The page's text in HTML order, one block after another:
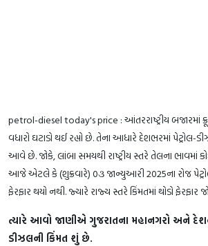
petrol-diesel today's price : આંતરરાષ્ટ્રીય બજારમાં
વધારો ઘટાડો થઈ રહ્યો છે. તેના આધારે દેશભરમાં પેટ્રોલ-
આવે છે. જોકે, લાંબા સમયથી રાષ્ટ્રીય સ્તરે તેલના ભાવમાં
આજે એટલે કે (શુક્રવારે) 0૩ જાન્યુઆરી 2025ના રોજ
ફેરફાર થયો નથી. જ્યારે રાજ્ય સ્તરે કિંમતમાં થોડો ફેરફાર
ત્યારે આવો જાણીએ ગુજરાતના મહાનગરો અને
ડીઝલની કિંમત શું છે.